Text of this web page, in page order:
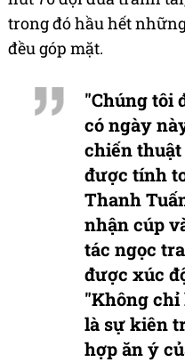
trong đó hầu hết
đều góp mặt.
"Chúng tôi
có ngày
chiến thuật
được tính
Thanh
nhận cúp
tác ngọc
được xúc
"Không chỉ
là sự kiên
hợp ăn ý